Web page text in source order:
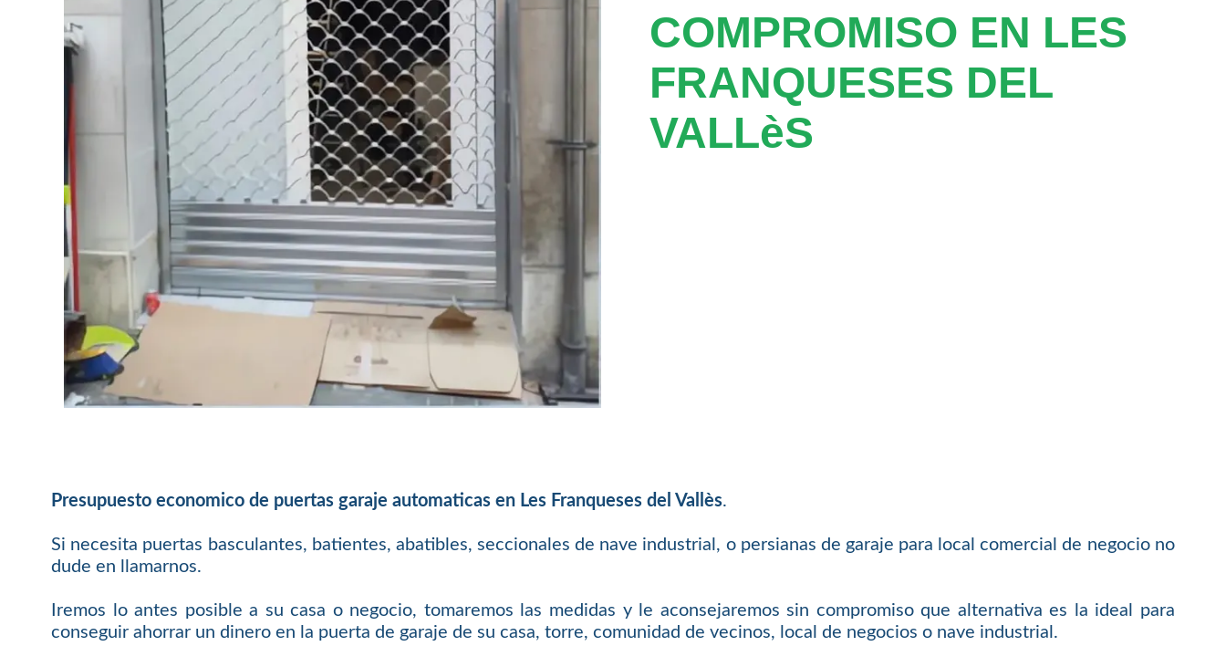
COMPROMISO EN LES
FRANQUESES DEL
VALLèS
Presupuesto economico de puertas garaje automaticas en Les Franqueses del Vallès.
Si necesita puertas basculantes, batientes, abatibles, seccionales de nave industrial, o persianas de garaje para local comercial de negocio no
dude en llamarnos.
Iremos lo antes posible a su casa o negocio, tomaremos las medidas y le aconsejaremos sin compromiso que alternativa es la ideal para
conseguir ahorrar un dinero en la puerta de garaje de su casa, torre, comunidad de vecinos, local de negocios o nave industrial.